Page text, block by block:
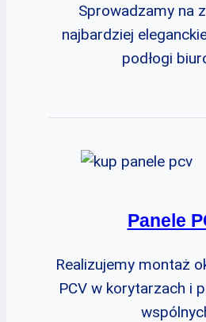
Sprowadzamy na
najbardziej
podłogi
Panele
Realizujemy montaż
PCV w korytarzach i